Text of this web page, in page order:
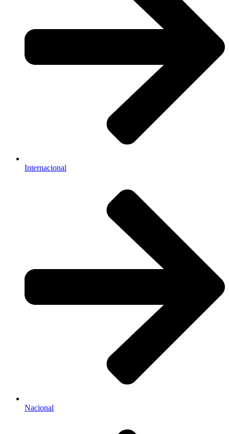
Internacional
Nacional